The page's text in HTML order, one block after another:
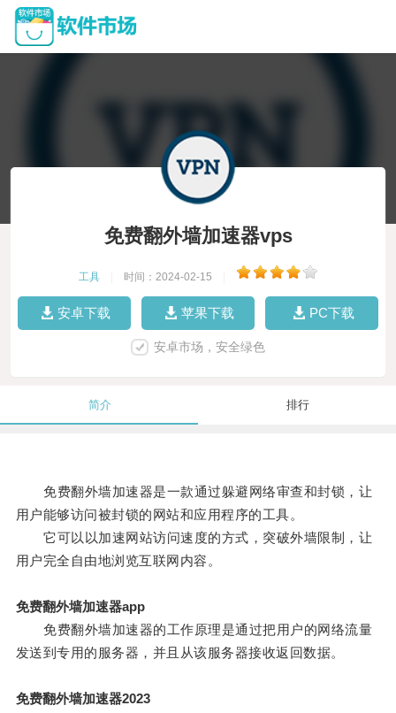
免费翻外墙加速器vps
工具 时间：2024-02-15
安卓下载 苹果下载 PC下载
安卓市场，安全绿色
简介 排行
免费翻外墙加速器是一款通过躲避网络审查和封锁，让
用户能够访问被封锁的网站和应用程序的工具。
它可以以加速网站访问速度的方式，突破外墙限制，让
用户完全自由地浏览互联网内容。
免费翻外墙加速器app
免费翻外墙加速器的工作原理是通过把用户的网络流量
发送到专用的服务器，并且从该服务器接收返回数据。
免费翻外墙加速器2023